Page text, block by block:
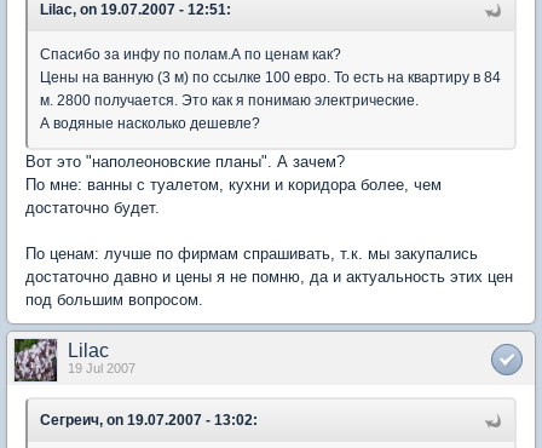
Lilac, on 19.07.2007 - 12:51:
Спасибо за инфу по полам.А по ценам как?
Цены на ванную (3 м) по ссылке 100 евро. То есть на квартиру в 84
м. 2800 получается. Это как я понимаю электрические.
А водяные насколько дешевле?
Вот это "наполеоновские планы". А зачем?
По мне: ванны с туалетом, кухни и коридора более, чем
достаточно будет.
По ценам: лучше по фирмам спрашивать, т.к. мы закупались
достаточно давно и цены я не помню, да и актуальность этих цен
под большим вопросом.
Lilac
19 Jul 2007
Сегреич, on 19.07.2007 - 13:02: